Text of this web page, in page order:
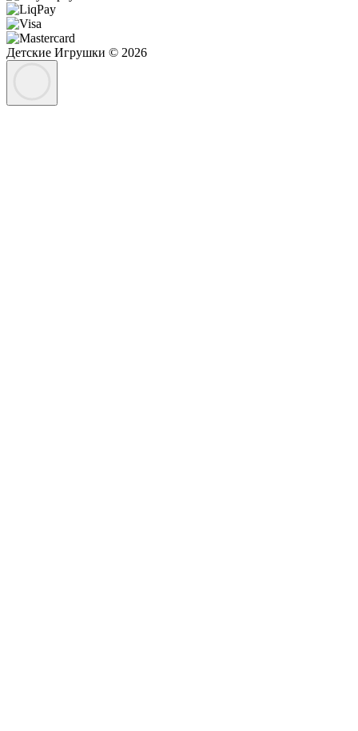
Детские Игрушки © 2026